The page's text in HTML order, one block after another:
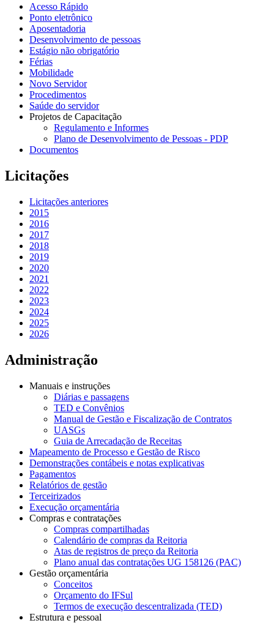
Acesso Rápido
Ponto eletrônico
Aposentadoria
Desenvolvimento de pessoas
Estágio não obrigatório
Férias
Mobilidade
Novo Servidor
Procedimentos
Saúde do servidor
Projetos de Capacitação
Regulamento e Informes
Plano de Desenvolvimento de Pessoas - PDP
Documentos
Licitações
Licitações anteriores
2015
2016
2017
2018
2019
2020
2021
2022
2023
2024
2025
2026
Administração
Manuais e instruções
Diárias e passagens
TED e Convênios
Manual de Gestão e Fiscalização de Contratos
UASGs
Guia de Arrecadação de Receitas
Mapeamento de Processo e Gestão de Risco
Demonstrações contábeis e notas explicativas
Pagamentos
Relatórios de gestão
Terceirizados
Execução orçamentária
Compras e contratações
Compras compartilhadas
Calendário de compras da Reitoria
Atas de registros de preço da Reitoria
Plano anual das contratações UG 158126 (PAC)
Gestão orçamentária
Conceitos
Orçamento do IFSul
Termos de execução descentralizada (TED)
Estrutura e pessoal